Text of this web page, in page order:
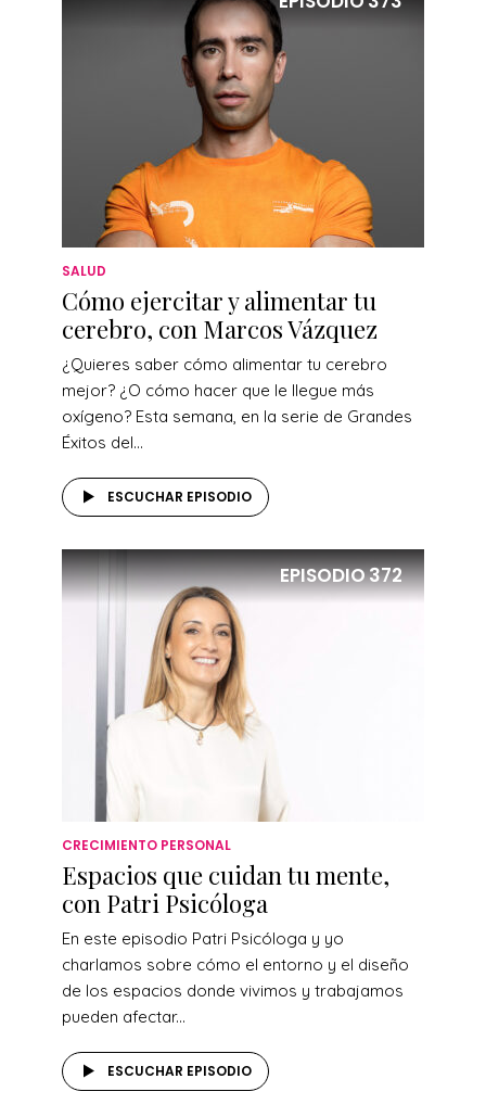
SALUD
Cómo ejercitar y alimentar tu
cerebro, con Marcos Vázquez
¿Quieres saber cómo alimentar tu cerebro
mejor? ¿O cómo hacer que le llegue más
oxígeno? Esta semana, en la serie de Grandes
Éxitos del...
ESCUCHAR EPISODIO
EPISODIO372
CRECIMIENTO PERSONAL
Espacios que cuidan tu mente,
con Patri Psicóloga
En este episodio Patri Psicóloga y yo
charlamos sobre cómo el entorno y el diseño
de los espacios donde vivimos y trabajamos
pueden afectar...
ESCUCHAR EPISODIO